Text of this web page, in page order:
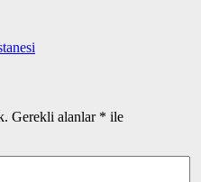
Gerekli alanlar * ile